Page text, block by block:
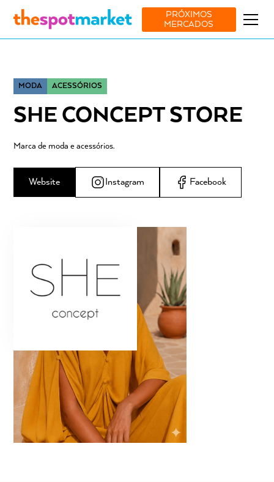
PRÓXIMOS
MERCADOS
MODA ACESSÓRIOS
SHE CONCEPT STORE
Marca de moda e acessórios.
Website Instagram Facebook